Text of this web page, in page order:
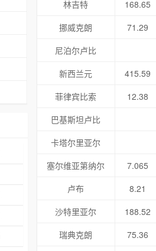
林吉特
168.65
挪威克朗
71.29
尼泊尔卢比
新西兰元
415.59
菲律宾比索
12.38
巴基斯坦卢比
卡塔尔里亚尔
塞尔维亚第纳尔
7.065
卢布
8.21
沙特里亚尔
188.52
瑞典克朗
75.36